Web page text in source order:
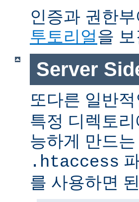
인증과 권한
투토리얼을
Server
또다른 일반적
특정 디렉토
능하게 만드
.htaccess
를 사용하면